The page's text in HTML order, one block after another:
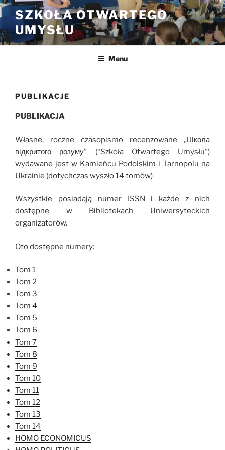
Przejdź
do
treści
SZKOŁA OTWARTEGO
UMYSŁU
Menu
PUBLIKACJE
PUBLIKACJA
Własne, roczne czasopismo recenzowane „Школа
вiдкритого розуму” (“Szkoła Otwartego Umysłu”)
wydawane jest w Kamieńcu Podolskim i Tarnopolu na
Ukrainie (dotychczas wyszło 14 tomów)
Wszystkie posiadają numer ISSN i każde z nich
dostępne w Bibliotekach Uniwersyteckich
organizatorów.
Oto dostępne numery:
Tom 1
Tom 2
Tom 3
Tom 4
Tom 5
Tom 6
Tom 7
Tom 8
Tom 9
Tom 10
Tom 11
Tom 12
Tom 13
Tom 14
HOMO ECONOMICUS